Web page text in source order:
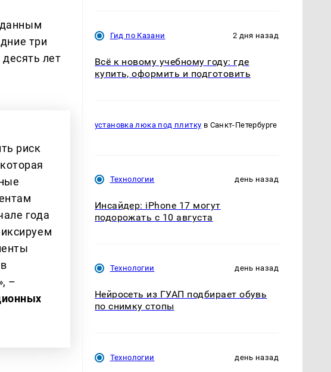
данным
три
лет
риск
года
–
Гид по Казани 2 дня назад
Всё к новому учебному году: где
купить, оформить и подготовить
установка люка под плитку в Санкт-Петербурге
Технологии день назад
Инсайдер: iPhone 17 могут
подорожать с 10 августа
Технологии день назад
Нейросеть из ГУАП подбирает обувь
по снимку стопы
Технологии день назад